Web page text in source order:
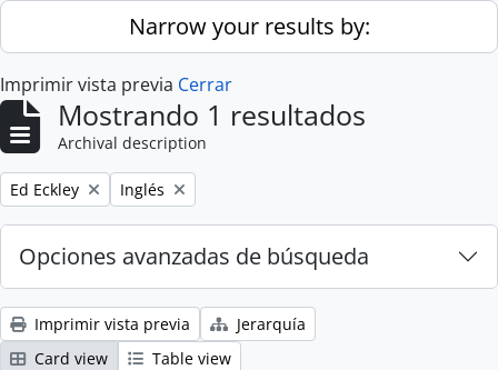
Skip to main contentNarrow your results by:
Imprimir vista previa Cerrar
Mostrando 1 resultados
Archival description
Remove filter:
Ed Eckley Remove filter:
Inglés
Opciones avanzadas de búsqueda
Imprimir vista previa
Jerarquía
Card view
Table view